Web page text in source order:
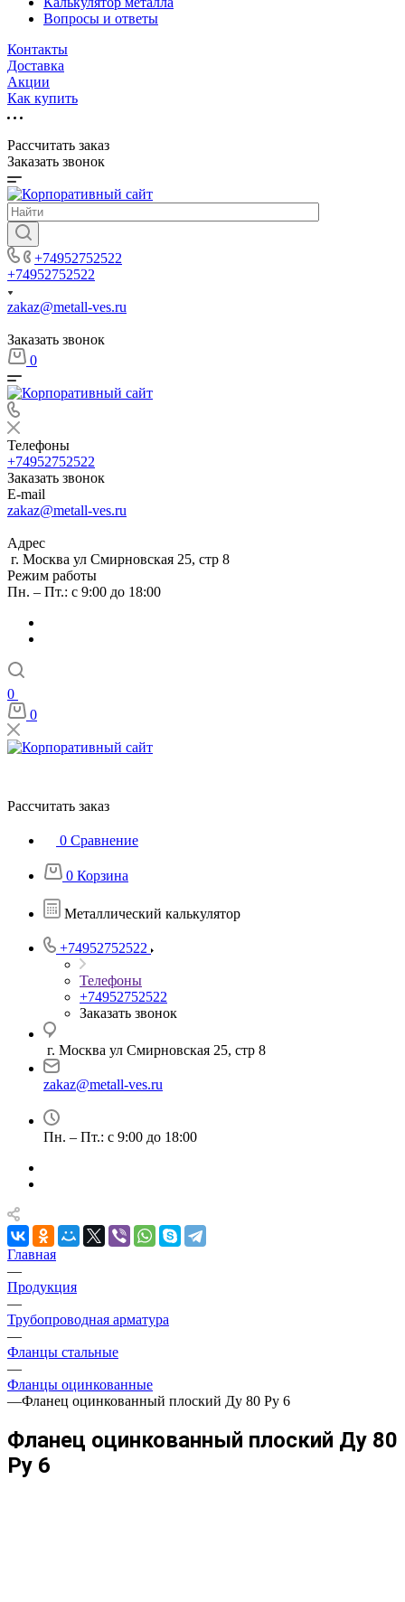
Вопросы и ответы
Контакты
Доставка
Акции
Как купить
Рассчитать заказ
Заказать звонок
+74952752522
+74952752522
zakaz@metall-ves.ru
Заказать звонок
0
Телефоны
+74952752522
Заказать звонок
E-mail
zakaz@metall-ves.ru
Адрес
г. Москва ул Смирновская 25, стр 8
Режим работы
Пн. – Пт.: с 9:00 до 18:00
0
0
Рассчитать заказ
0 Сравнение
0 Корзина
Металлический калькулятор
+74952752522
Телефоны
+74952752522
Заказать звонок
г. Москва ул Смирновская 25, стр 8
zakaz@metall-ves.ru
Пн. – Пт.: с 9:00 до 18:00
Главная
—
Продукция
—
Трубопроводная арматура
—
Фланцы стальные
—
Фланцы оцинкованные
—Фланец оцинкованный плоский Ду 80 Ру 6
Фланец оцинкованный плоский Ду 80
Ру 6